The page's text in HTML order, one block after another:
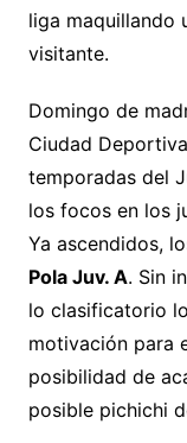
liga maquillando
visitante.
Domingo de
Ciudad
temporadas del
los focos en los
Ya ascendidos,
Pola Juv. A. Sin
lo clasificatorio
motivación para
posibilidad de
posible pichichi